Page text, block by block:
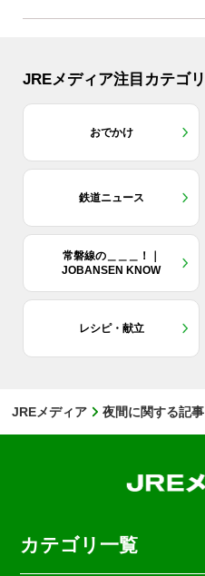
JREメディア注目カテゴリ
おでかけ
鉄道ニュース
常磐線の＿＿＿！｜
JOBANSEN KNOW
レシピ・献立
JREメディア 夜間に関する記事
カテゴリ一覧